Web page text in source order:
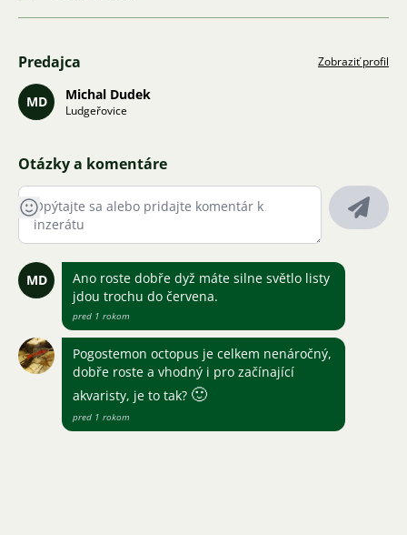
Predajca Zobraziť profil
MD Michal Dudek
Ludgeřovice
Otázky a komentáre
MD
Ano roste dobře dyž máte silne světlo listy
jdou trochu do červena.
pred 1 rokom
Pogostemon octopus je celkem nenáročný,
dobře roste a vhodný i pro začínající
akvaristy, je to tak? 🙂
pred 1 rokom